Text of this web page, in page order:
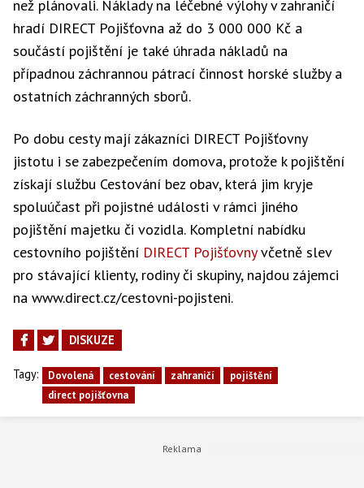
než plánovali. Náklady na léčebné výlohy v zahraničí
hradí DIRECT Pojišťovna až do 3 000 000 Kč a
součástí pojištění je také úhrada nákladů na
případnou záchrannou pátrací činnost horské služby a
ostatních záchranných sborů.
Po dobu cesty mají zákazníci DIRECT Pojišťovny
jistotu i se zabezpečením domova, protože k pojištění
získají službu Cestování bez obav, která jim kryje
spoluúčast při pojistné události v rámci jiného
pojištění majetku či vozidla. Kompletní nabídku
cestovního pojištění DIRECT Pojišťovnyvčetně slev
pro stávající klienty, rodiny či skupiny, najdou zájemci
na www.direct.cz/cestovni-pojisteni.
DISKUZE
Tagy: Dovolená cestování zahraničí
pojištění
direct pojišťovna